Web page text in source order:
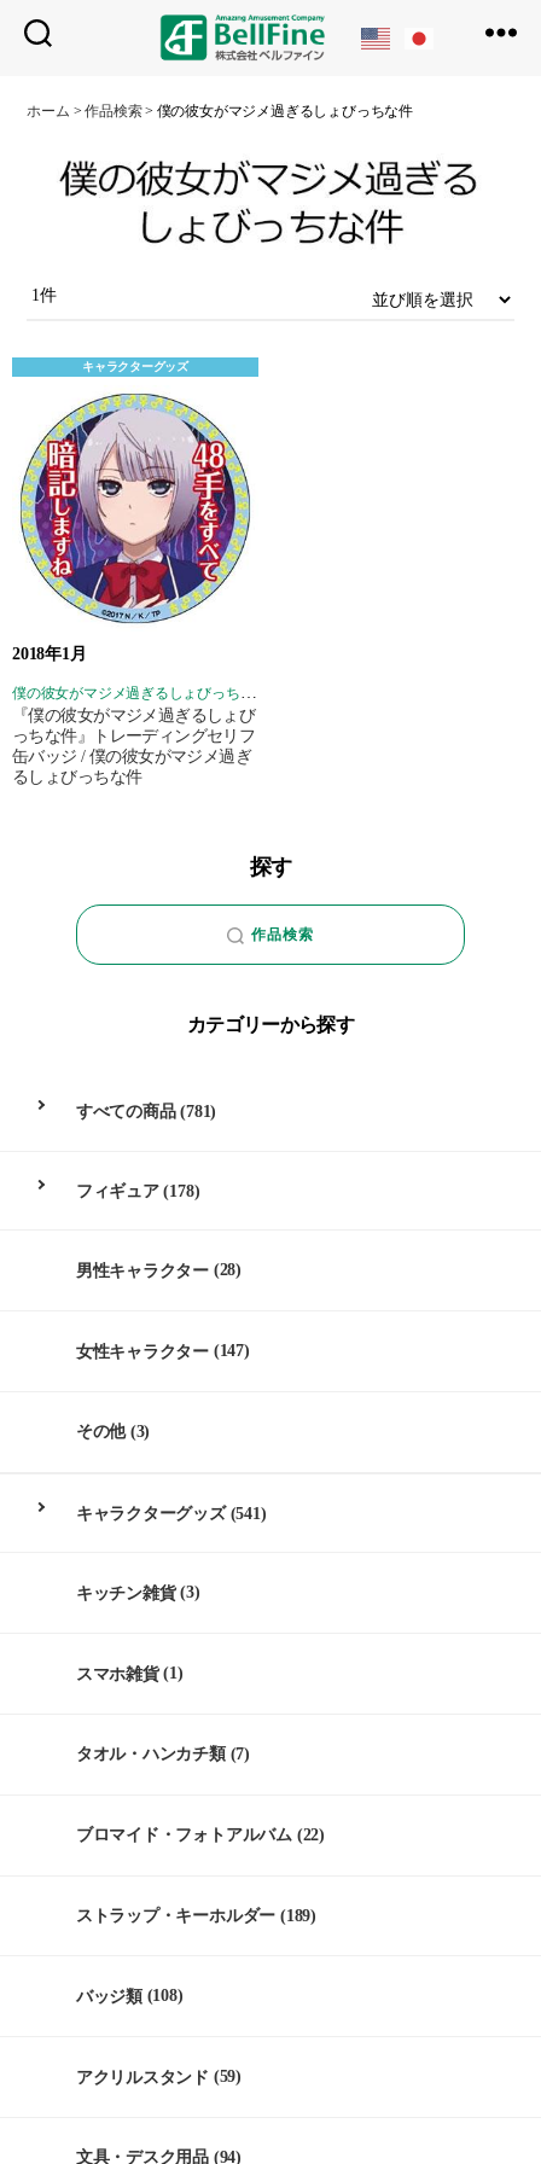
フ
ン
ホーム >作品検索> 僕の彼女がマジメ過ぎるしょびっちな件
1件
キャラクターグッズ
2018年1月
『僕の彼女がマジメ過ぎるしょび
っちな件』トレーディングセリフ
缶バッジ / 僕の彼女がマジメ過ぎ
るしょびっちな件
探す
作品検索
カテゴリーから探す
すべての商品(781)
フィギュア(178)
男性キャラクター (28)
女性キャラクター (147)
その他(3)
キャラクターグッズ(541)
キッチン雑貨(3)
スマホ雑貨(1)
タオル・ハンカチ類(7)
ブロマイド・フォトアルバム (22)
ストラップ・キーホルダー (189)
バッジ類(108)
アクリルスタンド (59)
文具・デスク用品 (94)